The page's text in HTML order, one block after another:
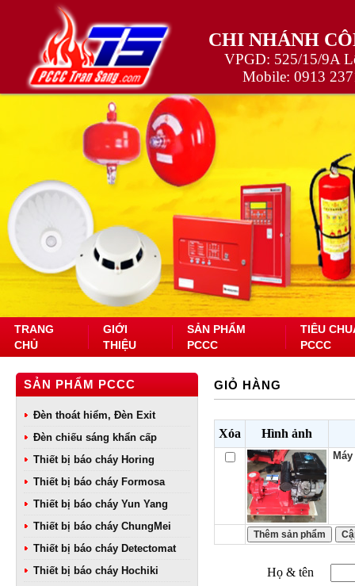
CHI NHÁNH
VPGD: 525/15/9A
Mobile: 0913
TRANG
CHỦ
GIỚI
THIỆU
SẢN PHẨM
PCCC
TIÊU
PCCC
SẢN PHẨM PCCC
Đèn thoát hiểm, Đèn Exit
Đèn chiếu sáng khẩn cấp
Thiết bị báo cháy Horing
Thiết bị báo cháy Formosa
Thiết bị báo cháy Yun Yang
Thiết bị báo cháy ChungMei
Thiết bị báo cháy Detectomat
Thiết bị báo cháy Hochiki
GIỎ HÀNG
Xóa Hình ảnh
Họ & tên